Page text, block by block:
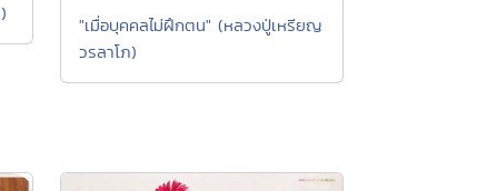
"เมื่อบุคคลไม่ฝึกตน" (หลวงปู่เหรียญ
วรลาโภ)